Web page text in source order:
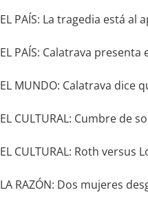
EL PAÍS: La tragedia está al
EL PAÍS: Calatrava
EL MUNDO: Calatrava dice
EL CULTURAL: Cumbre de
EL CULTURAL: Roth versus
LA RAZÓN: Dos mujeres